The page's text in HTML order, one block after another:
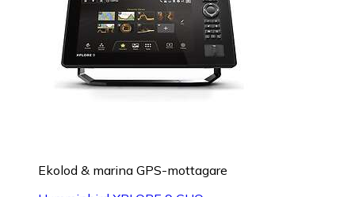
Ekolod & marina GPS-mottagare